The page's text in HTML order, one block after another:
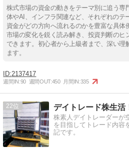
株式市場の資金の動きをテーマ別に追う専
体やAI、インフラ関連など、それぞれのテ
資金がどの方向へ流れるのかを豊富な具体
市場の変化を鋭く読み解き、投資判断のヒ
できます。初心者から上級者まで、深い理
ます。
2137417
週間IN:90 週間OUT:450 月間IN:335
22
株素人デイトレーダーが
を目指してトレード内容
記です。